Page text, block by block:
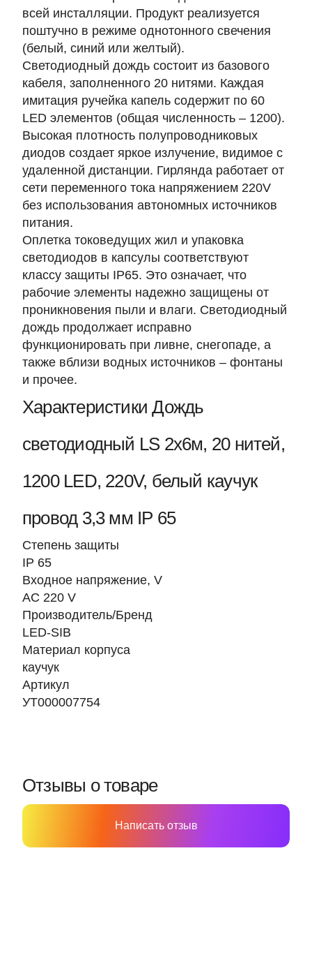
всей инсталляции. Продукт реализуется
поштучно в режиме однотонного свечения
(белый, синий или желтый).
Светодиодный дождь состоит из базового
кабеля, заполненного 20 нитями. Каждая
имитация ручейка капель содержит по 60
LED элементов (общая численность – 1200).
Высокая плотность полупроводниковых
диодов создает яркое излучение, видимое с
удаленной дистанции. Гирлянда работает от
сети переменного тока напряжением 220V
без использования автономных источников
питания.
Оплетка токоведущих жил и упаковка
светодиодов в капсулы соответствуют
классу защиты IP65. Это означает, что
рабочие элементы надежно защищены от
проникновения пыли и влаги. Светодиодный
дождь продолжает исправно
функционировать при ливне, снегопаде, а
также вблизи водных источников – фонтаны
и прочее.
Характеристики Дождь
светодиодный LS 2х6м, 20 нитей,
1200 LED, 220V, белый каучук
провод 3,3 мм IP 65
Степень защиты
IP 65
Входное напряжение, V
AC 220 V
Производитель/Бренд
LED-SIB
Материал корпуса
каучук
Артикул
УТ000007754
Отзывы о товаре
Написать отзыв